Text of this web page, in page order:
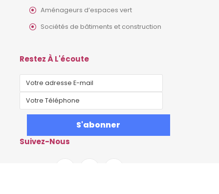
Aménageurs d’espaces vert
Sociétés de bâtiments et construction
Restez À L'écoute
Suivez-Nous